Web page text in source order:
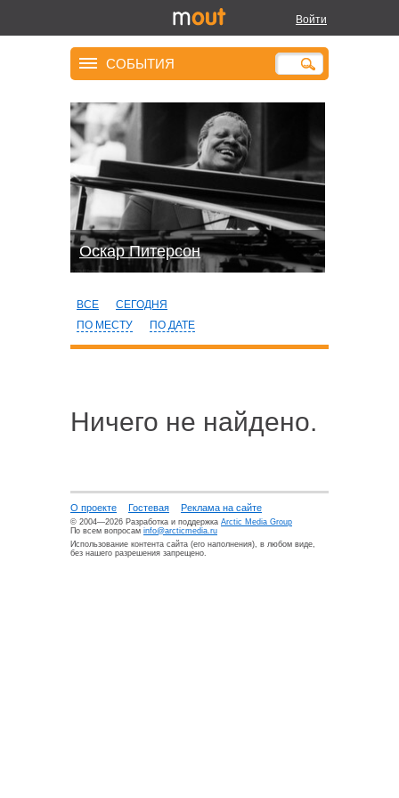
Войти
СОБЫТИЯ
Оскар Питерсон
ВСЕ
СЕГОДНЯ
ПО МЕСТУ
ПО ДАТЕ
Ничего не найдено.
О проекте Гостевая Реклама на сайте
© 2004—2026 Разработка и поддержка Arctic Media Group
По всем вопросам info@arcticmedia.ru
Использование контента сайта (его наполнения), в любом виде,
без нашего разрешения запрещено.